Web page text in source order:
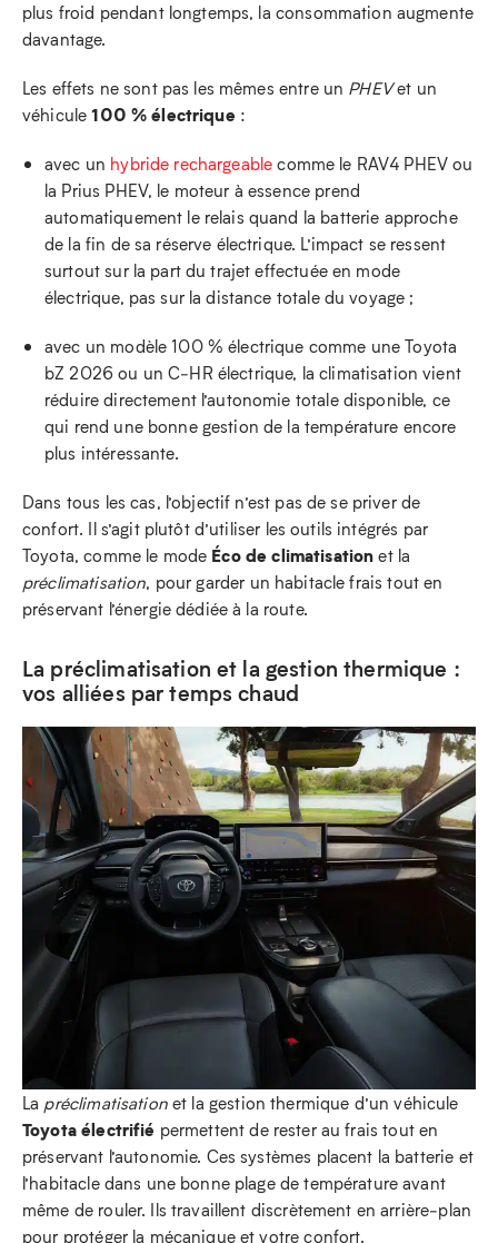
plus froid pendant longtemps, la consommation augmente
davantage.
Les effets ne sont pas les mêmes entre un PHEVet un
véhicule100 % électrique :
avec un hybride rechargeable comme le RAV4 PHEV ou
la Prius PHEV, le moteur à essence prend
automatiquement le relais quand la batterie approche
de la fin de sa réserve électrique. L’impact se ressent
surtout sur la part du trajet effectuée en mode
électrique, pas sur la distance totale du voyage ;
avec un modèle 100 % électrique comme une Toyota
bZ 2026 ou un C‑HR électrique, la climatisation vient
réduire directement l’autonomie totale disponible, ce
qui rend une bonne gestion de la température encore
plus intéressante.
Dans tous les cas, l’objectif n’est pas de se priver de
confort. Il s’agit plutôt d’utiliser les outils intégrés par
Toyota, comme le mode Éco de climatisation et la
préclimatisation, pour garder un habitacle frais tout en
préservant l’énergie dédiée à la route.
La préclimatisation et la gestion thermique :
vos alliées par temps chaud
La préclimatisationet la gestion thermique d’un véhicule
Toyota électrifié permettent de rester au frais tout en
préservant l’autonomie. Ces systèmes placent la batterie et
l’habitacle dans une bonne plage de température avant
même de rouler. Ils travaillent discrètement en arrière‑plan
pour protéger la mécanique et votre confort.